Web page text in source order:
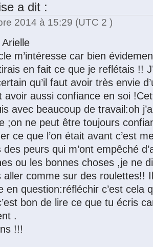
a dit :
2014 à 15:29 (UTC 2 )
m’intéresse car bien
en fait ce que je reflétais !!
qu’il faut avoir très envie
avoir aussi confiance en soi
avec beaucoup de travail:oh
;on ne peut être toujours
ce que l’on était avant c’est
des peurs qui m’ont empêché
ou les bonnes choses ,je ne
aller comme sur des roulettes!!
en question:réfléchir c’est cela
bon de lire ce que tu écris
.
!!!